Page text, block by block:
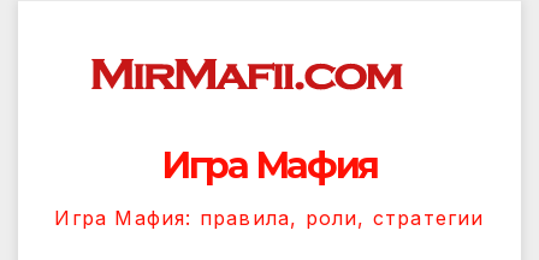
содержанию
Игра Мафия
Игра Мафия: правила, роли, стратегии